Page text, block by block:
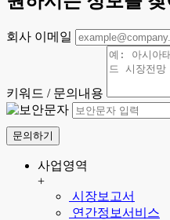
회사 이메일
키워드 / 문의내용
문의하기
사업영역
+
시장보고서
연간정보서비스